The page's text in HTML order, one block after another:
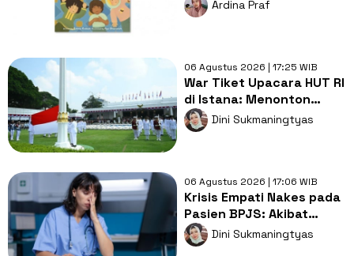
Anak Muslim
Ardina Praf
06 Agustus 2026 | 17:25 WIB
War Tiket Upacara HUT RI
di Istana: Menonton
Pesta di Tengah Jeritan
Rakyat
Dini Sukmaningtyas
06 Agustus 2026 | 17:06 WIB
Krisis Empati Nakes pada
Pasien BPJS: Akibat
'Burnout' atau
Bobroknya Sistem
Dini Sukmaningtyas